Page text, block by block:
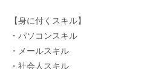
【身に付くスキル】
・パソコンスキル
・メールスキル
・社会人スキル